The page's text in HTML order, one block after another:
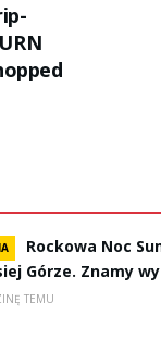
Rockowa Noc
Górze. Znamy
TEMU